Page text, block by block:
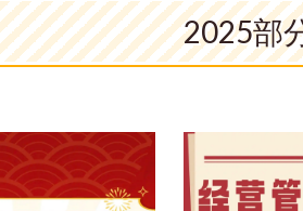
2025部